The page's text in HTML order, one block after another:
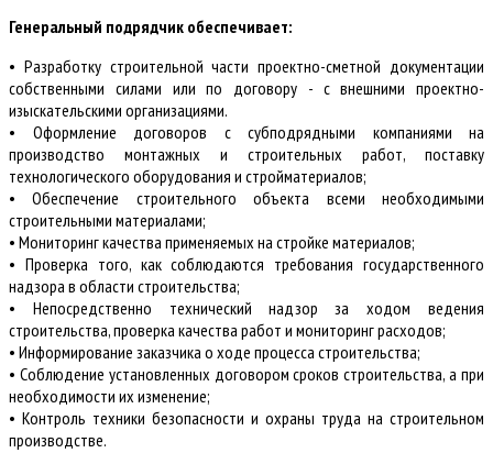
Генеральный подрядчик обеспечивает:
• Разработку строительной части проектно-сметной документации
собственными силами или по договору - с внешними проектно-
изыскательскими организациями.
• Оформление договоров с субподрядными компаниями на
производство монтажных и строительных работ, поставку
технологического оборудования и стройматериалов;
• Обеспечение строительного объекта всеми необходимыми
строительными материалами;
• Мониторинг качества применяемых на стройке материалов;
• Проверка того, как соблюдаются требования государственного
надзора в области строительства;
• Непосредственно технический надзор за ходом ведения
строительства, проверка качества работ и мониторинг расходов;
• Информирование заказчика о ходе процесса строительства;
• Соблюдение установленных договором сроков строительства, а при
необходимости их изменение;
• Контроль техники безопасности и охраны труда на строительном
производстве.